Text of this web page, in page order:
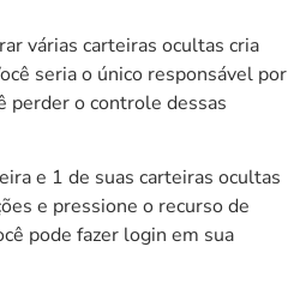
várias carteiras ocultas cria
seria o único responsável por
perder o controle dessas
e 1 de suas carteiras ocultas
e pressione o recurso de
pode fazer login em sua